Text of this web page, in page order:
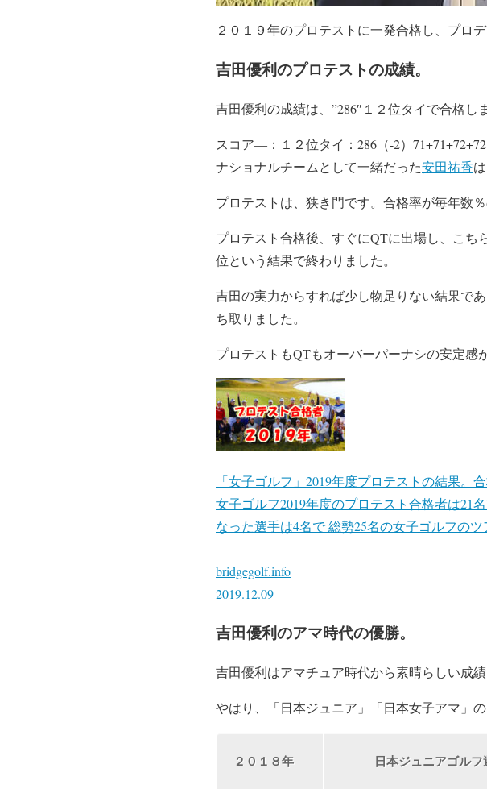
２０１９年のプロテストに一発合格し、プロ
吉田優利のプロテストの成績。
吉田優利の成績は、”286″１２位タイで合格し
スコア―：１２位タイ：286（-2）71+71+72+72
ナショナルチームとして一緒だった安田祐香
プロテストは、狭き門です。合格率が毎年数
プロテスト合格後、すぐにQTに出場し、こち
位という結果で終わりました。
吉田の実力からすれば少し物足りない結果で
ち取りました。
プロテストもQTもオーバーパーナシの安定感
「女子ゴルフ」2019年度プロテストの結果。合
女子ゴルフ2019年度のプロテスト合格者は21
なった選手は4名で 総勢25名の女子ゴルフの
bridgegolf.info
2019.12.09
吉田優利のアマ時代の優勝。
吉田優利はアマチュア時代から素晴らしい成績
やはり、「日本ジュニア」「日本女子アマ」
２０１８年 日本ジュニアゴル